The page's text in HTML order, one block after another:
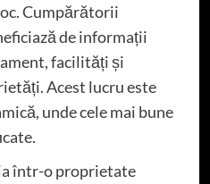
Cumpărătorii
de informații
facilități și
Acest lucru este
unde cele mai bune
într-o proprietate